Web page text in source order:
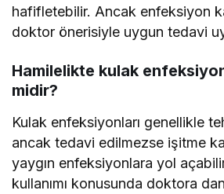
hafifletebilir. Ancak enfeksiyon
doktor önerisiyle uygun tedavi
Hamilelikte kulak
midir?
Kulak enfeksiyonları genellikle
ancak tedavi edilmezse işitme
yaygın enfeksiyonlara yol
kullanımı konusunda doktora